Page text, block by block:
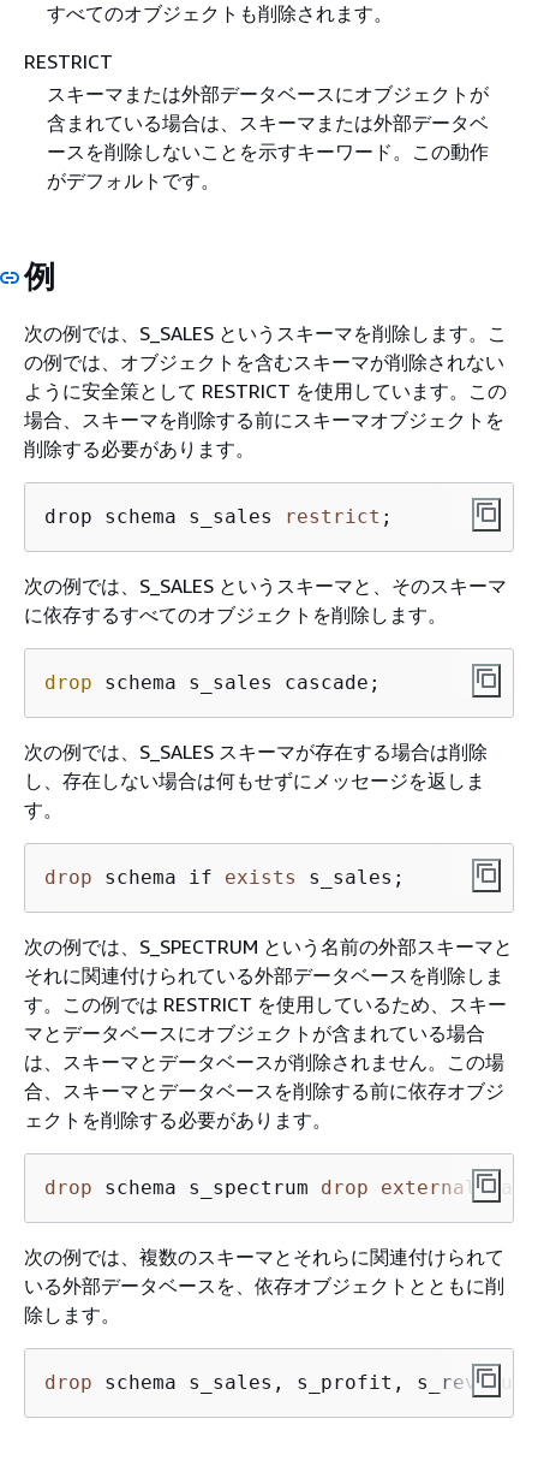
すべてのオブジェクトも削除されます。
RESTRICT
スキーマまたは外部データベースにオブジェクトが
含まれている場合は、スキーマまたは外部データベ
ースを削除しないことを示すキーワード。この動作
がデフォルトです。
例
次の例では、S_SALES というスキーマを削除します。こ
の例では、オブジェクトを含むスキーマが削除されない
ように安全策として RESTRICT を使用しています。この
場合、スキーマを削除する前にスキーマオブジェクトを
削除する必要があります。
drop schema s_sales restrict ;
次の例では、S_SALES というスキーマと、そのスキーマ
に依存するすべてのオブジェクトを削除します。
drop schema s_sales cascade;
次の例では、S_SALES スキーマが存在する場合は削除
し、存在しない場合は何もせずにメッセージを返しま
す。
drop schema if exists s_sales;
次の例では、S_SPECTRUM という名前の外部スキーマと
それに関連付けられている外部データベースを削除しま
す。この例では RESTRICT を使用しているため、スキー
マとデータベースにオブジェクトが含まれている場合
は、スキーマとデータベースが削除されません。この場
合、スキーマとデータベースを削除する前に依存オブジ
ェクトを削除する必要があります。
drop schema s_spectrum drop external
次の例では、複数のスキーマとそれらに関連付けられて
いる外部データベースを、依存オブジェクトとともに削
除します。
drop schema s_sales, s_profit, s_revenue